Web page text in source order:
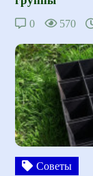
0 570
Советы